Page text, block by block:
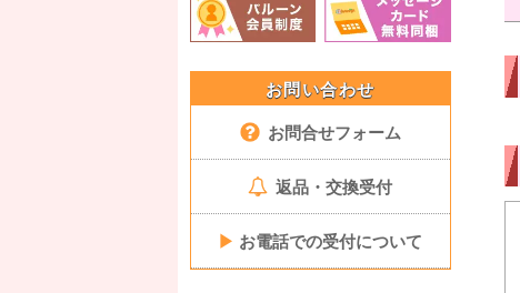
お問い合わせ
お問合せフォーム
返品・交換受付
▶ お電話での受付について